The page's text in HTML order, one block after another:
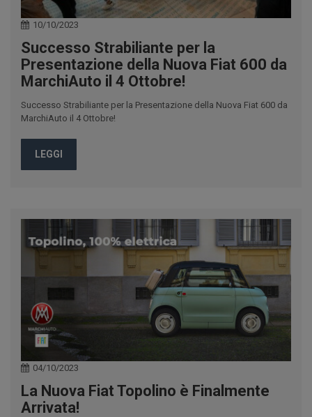
10/10/2023
Successo Strabiliante per la
Presentazione della Nuova Fiat 600 da
MarchiAuto il 4 Ottobre!
Successo Strabiliante per la Presentazione della Nuova Fiat 600 da
MarchiAuto il 4 Ottobre!
LEGGI
04/10/2023
La Nuova Fiat Topolino è Finalmente
Arrivata!